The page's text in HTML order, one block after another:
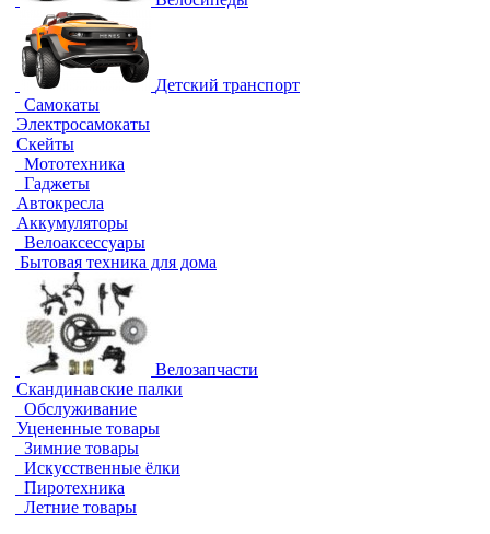
Детский транспорт
Самокаты
Электросамокаты
Скейты
Мототехника
Гаджеты
Автокресла
Аккумуляторы
Велоаксессуары
Бытовая техника для дома
Велозапчасти
Скандинавские палки
Обслуживание
Уцененные товары
Зимние товары
Искусственные ёлки
Пиротехника
Летние товары